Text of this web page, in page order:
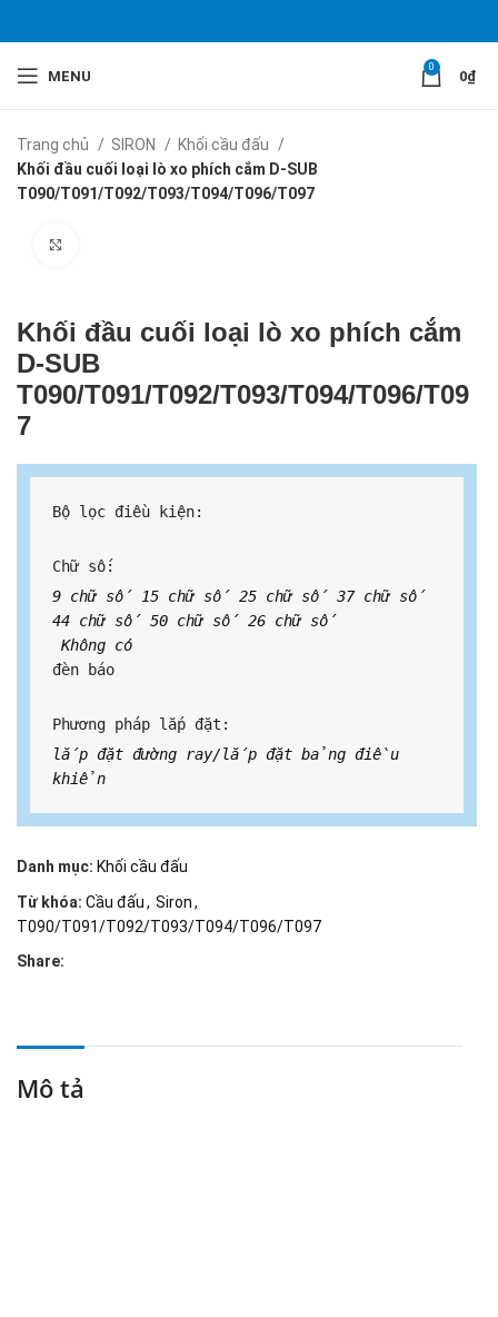
MENU
0
0₫
Trang chủ SIRON
Khối cầu đấu
Khối đầu cuối loại lò xo phích cắm D-SUB
T090/T091/T092/T093/T094/T096/T097
Khối đầu cuối loại lò xo phích cắm
D-SUB
T090/T091/T092/T093/T094/T096/T09
7
Bộ lọc điều kiện:
Chữ số:
9 chữ số 15 chữ số 25 chữ số 37 chữ số
44 chữ số 50 chữ số 26 chữ số
Không có
đèn báo
Phương pháp lắp đặt:
lắp đặt đường ray/lắp đặt bảng điều
khiển
Danh mục: Khối cầu đấu
Từ khóa: Cầu đấu, Siron,
T090/T091/T092/T093/T094/T096/T097
Share:
Mô tả